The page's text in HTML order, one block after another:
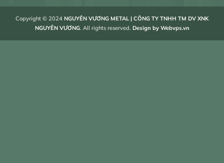
Copyright © 2024 NGUYÊN VƯƠNG METAL | CÔNG TY TNHH TM DV XNK
NGUYÊN VƯƠNG. All rights reserved. Design by Webvps.vn